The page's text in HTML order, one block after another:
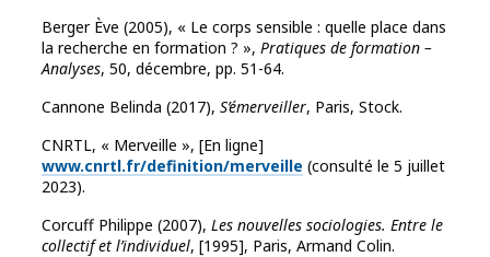
Berger Ève (2005), « Le corps sensible : quelle place dans
la recherche en formation ? », Pratiques de formation –
Analyses, 50, décembre, pp. 51-64.
Cannone Belinda (2017), S’émerveiller, Paris, Stock.
CNRTL, « Merveille », [En ligne]
www.cnrtl.fr/definition/merveille (consulté le 5 juillet
2023).
Corcuff Philippe (2007), Les nouvelles sociologies. Entre le
collectif et l’individuel, [1995], Paris, Armand Colin.